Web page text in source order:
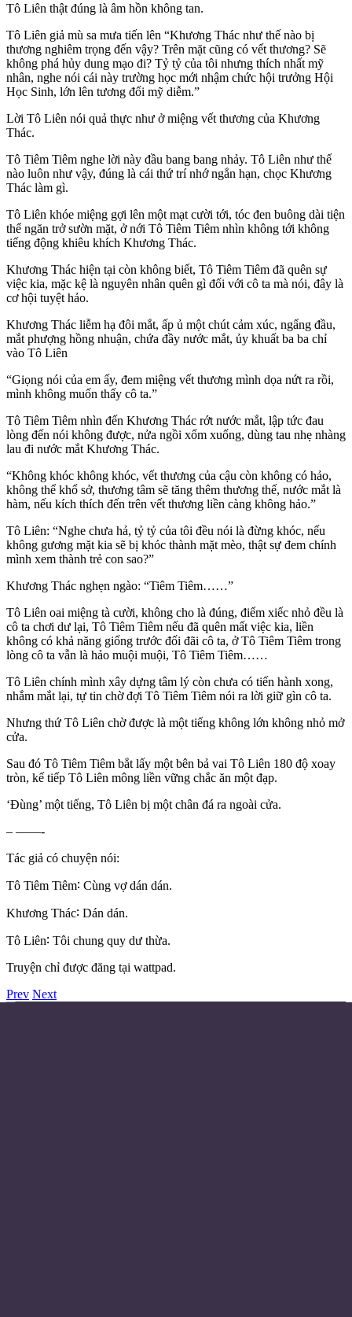
Tô Liên thật đúng là âm hồn không tan.
Tô Liên giả mù sa mưa tiến lên “Khương Thác như thế nào bị
thương nghiêm trọng đến vậy? Trên mặt cũng có vết thương? Sẽ
không phá hủy dung mạo đi? Tỷ tỷ của tôi nhưng thích nhất mỹ
nhân, nghe nói cái này trường học mới nhậm chức hội trưởng Hội
Học Sinh, lớn lên tương đối mỹ diễm.”
Lời Tô Liên nói quả thực như ở miệng vết thương của Khương
Thác.
Tô Tiêm Tiêm nghe lời này đầu bang bang nhảy. Tô Liên như thế
nào luôn như vậy, đúng là cái thứ trí nhớ ngắn hạn, chọc Khương
Thác làm gì.
Tô Liên khóe miệng gợi lên một mạt cười tới, tóc đen buông dài tiện
thể ngăn trở sườn mặt, ở nới Tô Tiêm Tiêm nhìn không tới không
tiếng động khiêu khích Khương Thác.
Khương Thác hiện tại còn không biết, Tô Tiêm Tiêm đã quên sự
việc kia, mặc kệ là nguyên nhân quên gì đối với cô ta mà nói, đây là
cơ hội tuyệt hảo.
Khương Thác liễm hạ đôi mắt, ấp ủ một chút cảm xúc, ngẩng đầu,
mắt phượng hồng nhuận, chứa đầy nước mắt, ủy khuất ba ba chỉ
vào Tô Liên
“Giọng nói của em ấy, đem miệng vết thương mình dọa nứt ra rồi,
mình không muốn thấy cô ta.”
Tô Tiêm Tiêm nhìn đến Khương Thác rớt nước mắt, lập tức đau
lòng đến nói không được, nửa ngồi xổm xuống, dùng tau nhẹ nhàng
lau đi nước mắt Khương Thác.
“Không khóc không khóc, vết thương của cậu còn không có hảo,
không thể khổ sở, thương tâm sẽ tăng thêm thương thế, nước mắt là
hàm, nếu kích thích đến trên vết thương liền càng không hảo.”
Tô Liên: “Nghe chưa hả, tỷ tỷ của tôi đều nói là đừng khóc, nếu
không gương mặt kia sẽ bị khóc thành mặt mèo, thật sự đem chính
mình xem thành trẻ con sao?”
Khương Thác nghẹn ngào: “Tiêm Tiêm……”
Tô Liên oai miệng tà cười, không cho là đúng, điểm xiếc nhỏ đều là
cô ta chơi dư lại, Tô Tiêm Tiêm nếu đã quên mất việc kia, liền
không có khả năng giống trước đối đãi cô ta, ở Tô Tiêm Tiêm trong
lòng cô ta vẫn là hảo muội muội, Tô Tiêm Tiêm……
Tô Liên chính mình xây dựng tâm lý còn chưa có tiến hành xong,
nhắm mắt lại, tự tin chờ đợi Tô Tiêm Tiêm nói ra lời giữ gìn cô ta.
Nhưng thứ Tô Liên chờ được là một tiếng không lớn không nhỏ mở
cửa.
Sau đó Tô Tiêm Tiêm bắt lấy một bên bả vai Tô Liên 180 độ xoay
tròn, kế tiếp Tô Liên mông liền vững chắc ăn một đạp.
‘Đùng’ một tiếng, Tô Liên bị một chân đá ra ngoài cửa.
– ——-
Tác giả có chuyện nói:
Tô Tiêm Tiêm∶ Cùng vợ dán dán.
Khương Thác∶ Dán dán.
Tô Liên∶ Tôi chung quy dư thừa.
Truyện chỉ được đăng tại wattpad.
Prev Next